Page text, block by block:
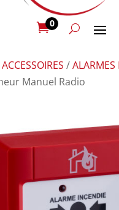
0
ACCESSOIRES /ALARMES
Manuel Radio